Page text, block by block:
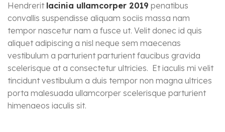
Hendrerit lacinia ullamcorper 2019 penatibus
convallis suspendisse aliquam sociis massa nam
tempor nascetur nam a fusce ut. Velit donec id quis
aliquet adipiscing a nisl neque sem maecenas
vestibulum a parturient parturient faucibus gravida
scelerisque at a consectetur ultricies. Et iaculis mi velit
tincidunt vestibulum a duis tempor non magna ultrices
porta malesuada ullamcorper scelerisque parturient
himenaeos iaculis sit.